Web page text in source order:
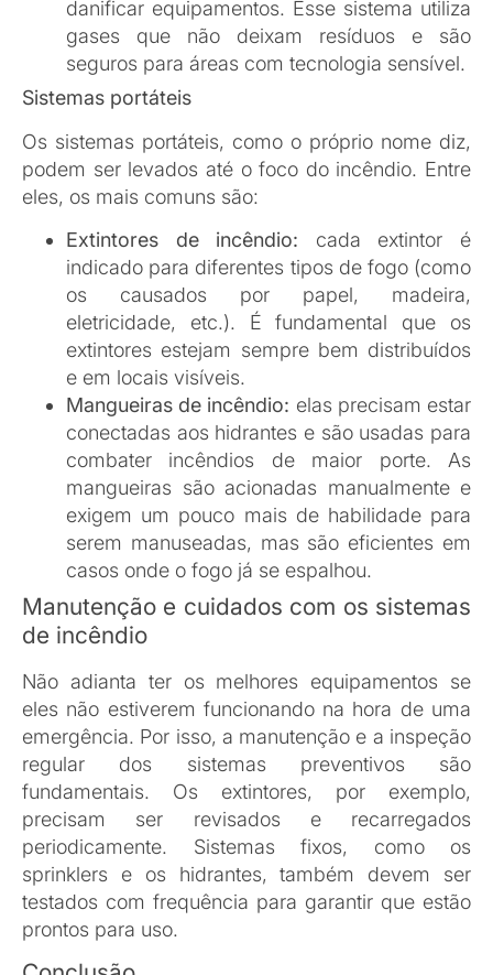
Manutenção e cuidados com os sistemas
de incêndio
Não adianta ter os melhores equipamentos se
eles não estiverem funcionando na hora de uma
emergência. Por isso, a manutenção e a inspeção
regular dos sistemas preventivos são
precisam ser revisados e recarregados
periodicamente. Sistemas fixos, como os
sprinklers e os hidrantes, também devem ser
testados com frequência para garantir que estão
prontos para uso.
Conclusão
Ter sistemas preventivos contra incêndio é mais
do que uma exigência legal: é uma questão de
segurança e responsabilidade. Combinando
proteção ativa e passiva, você consegue uma
cobertura completa e se prepara para lidar com
qualquer emergência.
Quer saber mais sobre como proteger o seu
aAvanti Comercial
para conhecer nossas
soluções de segurança.
Compartilhe: